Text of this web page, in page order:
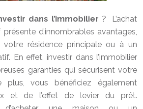
dans l’immobilier ? L’achat
d’innombrables avantages,
votre résidence principale ou à un
En effet, investir dans l’immobilier
garanties qui sécurisent votre
plus, vous bénéficiez également
et de l’effet de levier du prêt.